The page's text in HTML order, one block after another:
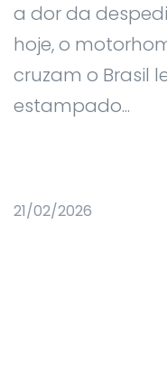
a dor da
hoje, o
cruzam o Brasil
estampado...
21/02/2026